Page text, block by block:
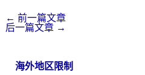
← 前一篇文章
后一篇文章 →
海外地区限制